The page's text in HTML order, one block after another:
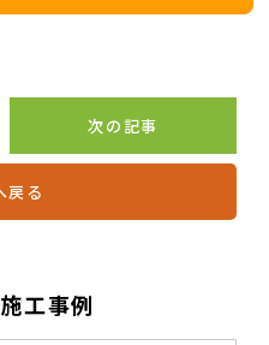
次の記事
戻る
工事例